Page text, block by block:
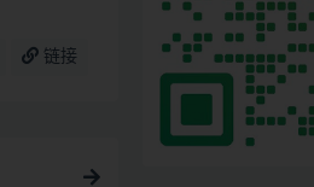
链接